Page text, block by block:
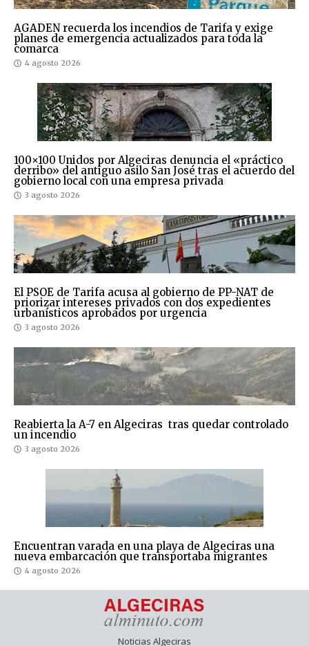
AGADEN recuerda los incendios de Tarifa y exige
planes de emergencia actualizados para toda la
comarca
4 agosto 2026
100×100 Unidos por Algeciras denuncia el «práctico
derribo» del antiguo asilo San José tras el acuerdo del
gobierno local con una empresa privada
3 agosto 2026
El PSOE de Tarifa acusa al gobierno de PP-NAT de
priorizar intereses privados con dos expedientes
urbanísticos aprobados por urgencia
3 agosto 2026
Reabierta la A-7 en Algeciras tras quedar controlado
un incendio
3 agosto 2026
Encuentran varada en una playa de Algeciras una
nueva embarcación que transportaba migrantes
4 agosto 2026
Noticias Algeciras